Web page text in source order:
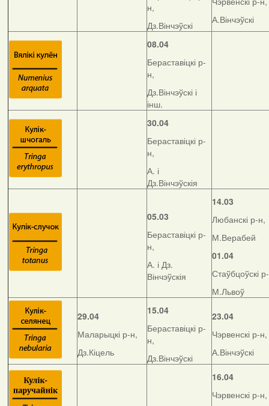
н,
Дз.Вінчэўскі
А.Вінчэўскі
08.04
Бераставіцкі р-
н,
Дз.Вінчэўскі і
інш.
30.04
Бераставіцкі р-
н,
А. і
Дз.Вінчэўскія
05.03
Бераставіцкі р-
н,
А. і Дз.
Вінчэўскія
14.03
Любанскі р-н,
М.Верабей
01.04
Стаўбцоўскі
М.Львоў
29.04
Маларыцкі р-н,
Дз.Кіцель
15.04
Бераставіцкі р-
н,
Дз.Вінчэўскі
23.04
Чэрвенскі р-н,
А.Вінчэўскі
16.04
Чэрвенскі р-н,